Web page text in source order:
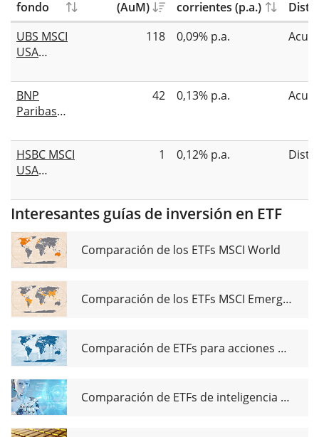
fondo (AuM) corrientes (p.a.)
UBS MSCI
USA
Paris
Aligned
UCITS ETF
118 0,09% p.a.
BNP
Paribas
MSCI USA
PAB UCITS
ETF USD
42 0,13% p.a.
HSBC MSCI
USA
Paris
Aligned
UCITS ETF
USD (Dist)
1 0,12% p.a.
Interesantes guías de inversión en ETF
Comparación de los ETFs MSCI World
Comparación de los ETFs MSCI Emerging Markets
Comparación de ETFs para acciones de dividendos globales
Comparación de ETFs de inteligencia artificial